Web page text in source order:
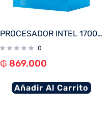
PROCESADOR INTEL 1700 CORE I3-12100F 3.3GHZ/12MB C/COOL BX8071512100F
0
₲ 869.000
Añadir Al Carrito